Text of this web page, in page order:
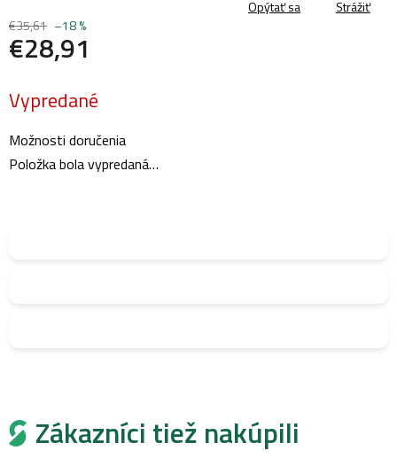
€35,61 –18 %
€28,91
cena:
Vypredané
Možnosti doručenia
Položka bola vypredaná…
Opýtať sa Strážiť
Zákazníci tiež nakúpili